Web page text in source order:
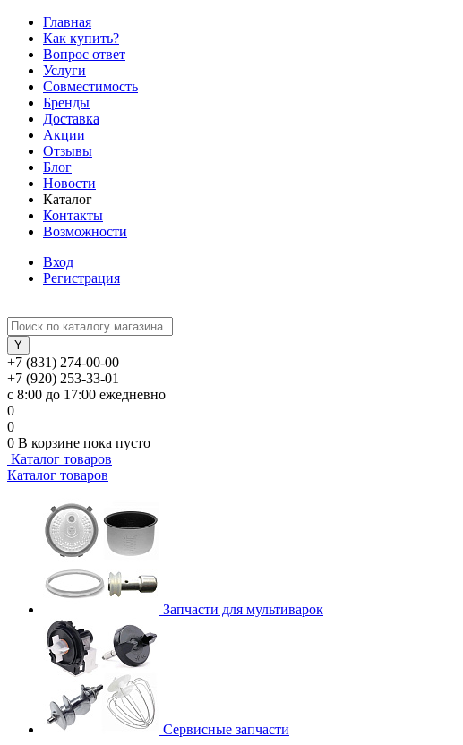
Главная
Как купить?
Вопрос ответ
Услуги
Совместимость
Бренды
Доставка
Акции
Отзывы
Блог
Новости
Каталог
Контакты
Возможности
Вход
Регистрация
+7 (831) 274-00-00
+7 (920) 253-33-01
с 8:00 до 17:00 ежедневно
0
0
0 В корзине пока пусто
Каталог товаров
Каталог товаров
Запчасти для мультиварок
Сервисные запчасти